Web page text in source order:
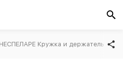
Кружка и держатель